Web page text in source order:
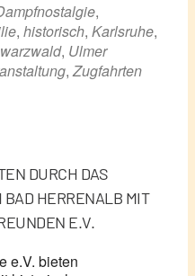
,
, historisch, Karlsruhe,
, Ulmer
,Zugfahrten
DURCH DAS
HERRENALB MIT
E.V.
e.V. bieten